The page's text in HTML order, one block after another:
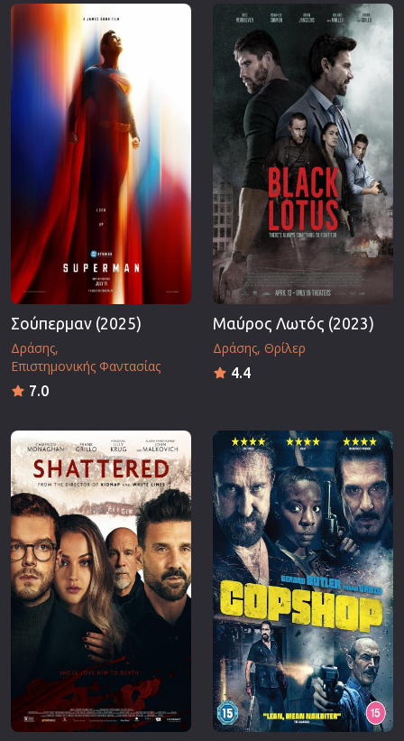
Επιστημονικής Φαντασίας
Ευρωπαικός Κινηματογράφος
Θρησκευτικές
Ιστορικές
Καταστροφής
Κλασσικές
Σούπερμαν (2025)
Δράσης
Επιστημονικής Φαντασίας
7.0
Μαύρος Λωτός (2023)
Δράσης Θρίλερ
4.4